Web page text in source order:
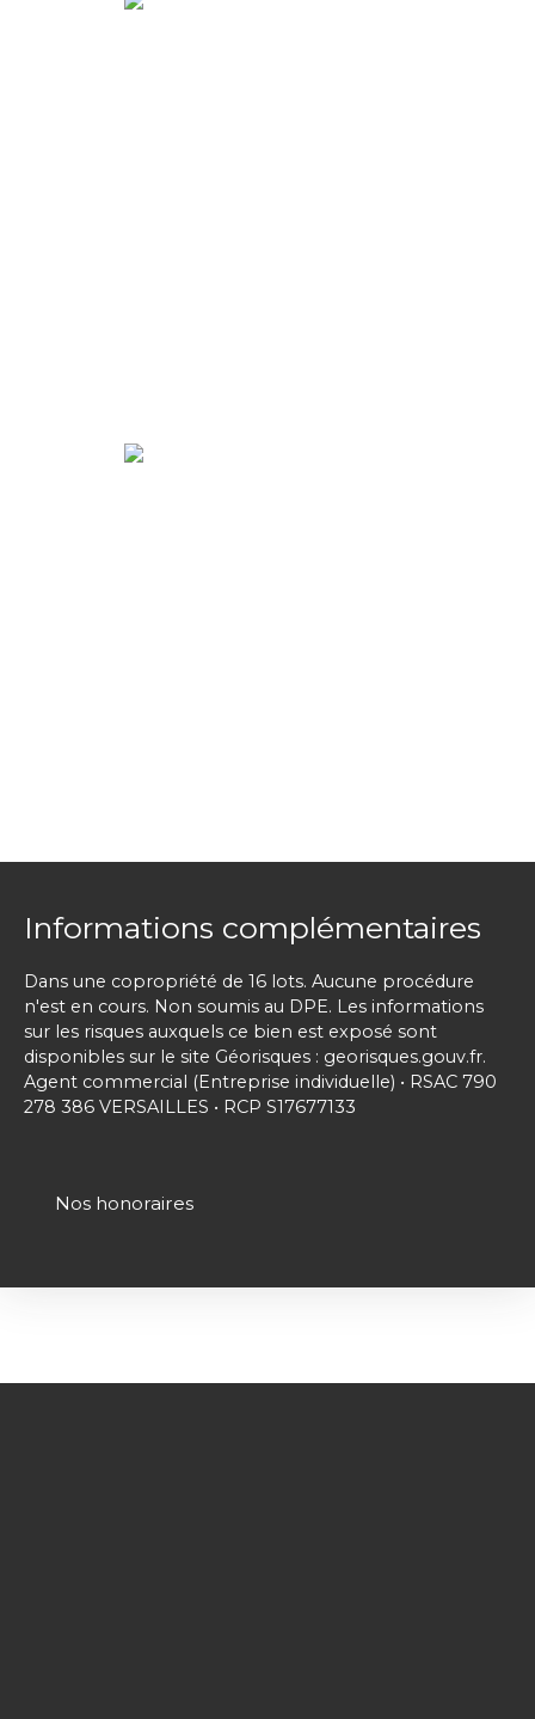
Informations complémentaires
Dans une copropriété de 16 lots. Aucune procédure
n'est en cours. Non soumis au DPE. Les informations
sur les risques auxquels ce bien est exposé sont
disponibles sur le site Géorisques : georisques.gouv.fr.
Agent commercial (Entreprise individuelle) • RSAC 790
278 386 VERSAILLES • RCP S17677133
Nos honoraires